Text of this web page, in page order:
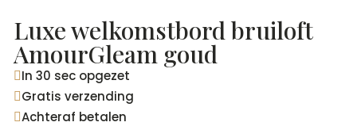
gebaseerd
op
klantbeoord
elingen
Luxe welkomstbord bruiloft
AmourGleam goud
In 30 sec opgezet
Gratis verzending
Achteraf betalen